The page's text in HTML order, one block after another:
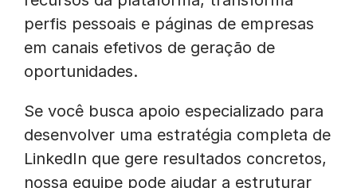
perfis pessoais e páginas de empresas
em canais efetivos de geração de
oportunidades.
Se você busca apoio especializado para
desenvolver uma estratégia completa de
LinkedIn que gere resultados concretos,
nossa equipe pode ajudar a estruturar